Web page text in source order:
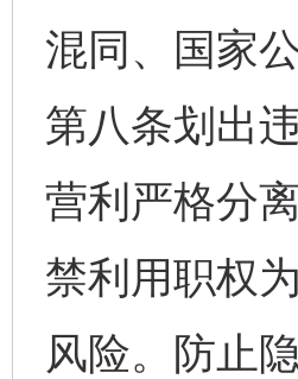
混同、国家
第八条划出
营利严格分
禁利用职权
风险。防止